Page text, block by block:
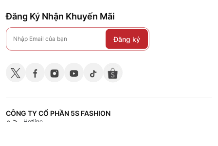
Đăng Ký Nhận Khuyến Mãi
Đăng ký
CÔNG TY CỔ PHẦN 5S FASHION
Hotline